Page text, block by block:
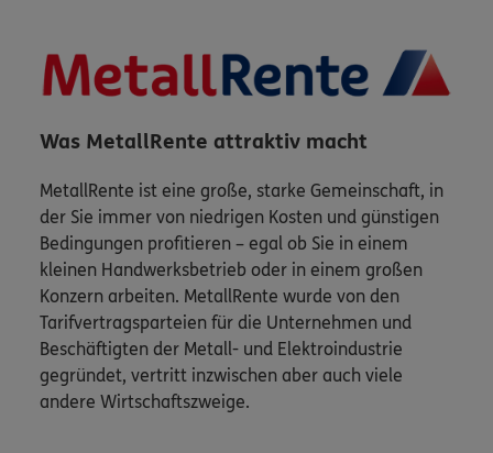
Was MetallRente attraktiv macht
MetallRente ist eine große, starke Gemeinschaft, in
der Sie immer von niedrigen Kosten und günstigen
Bedingungen profitieren – egal ob Sie in einem
kleinen Handwerksbetrieb oder in einem großen
Konzern arbeiten. MetallRente wurde von den
Tarifvertragsparteien für die Unternehmen und
Beschäftigten der Metall- und Elektroindustrie
gegründet, vertritt inzwischen aber auch viele
andere Wirtschaftszweige.